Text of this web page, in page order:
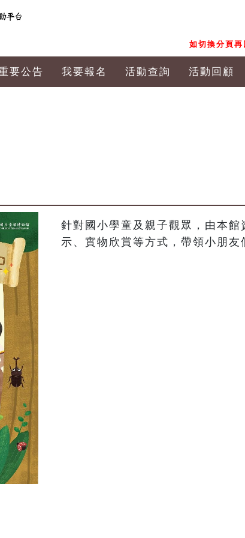
如切換分頁
要公告 我要報名 活動查詢 活動回顧
針對國小學童及親子觀眾，由本
示、實物欣賞等方式，帶領小朋友